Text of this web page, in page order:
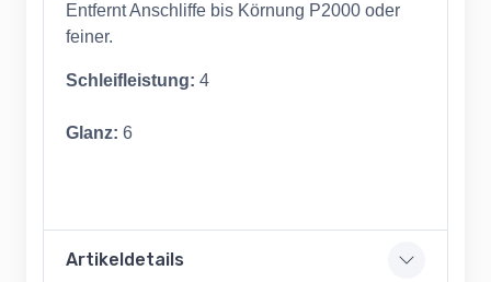
Entfernt Anschliffe bis Körnung P2000 oder
feiner.
Schleifleistung: 4
Glanz: 6
Artikeldetails